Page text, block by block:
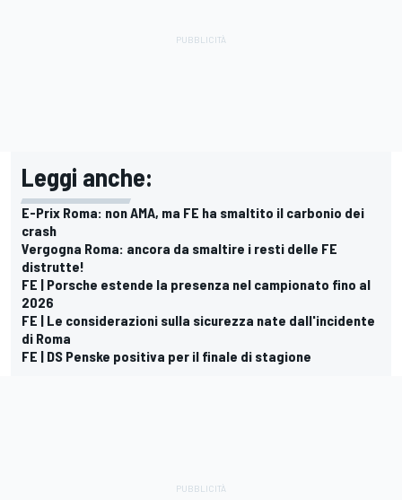
Leggi anche:
E-Prix Roma: non AMA, ma FE ha smaltito il carbonio dei
crash
Vergogna Roma: ancora da smaltire i resti delle FE
distrutte!
FE | Porsche estende la presenza nel campionato fino al
2026
FE | Le considerazioni sulla sicurezza nate dall'incidente
di Roma
FE | DS Penske positiva per il finale di stagione